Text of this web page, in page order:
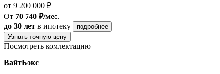
от 9 200 000 ₽
От 70 740 ₽/мес.
до 30 лет в ипотеку
подробнее
Узнать точную цену
Посмотреть комлектацию
ВайтБокс